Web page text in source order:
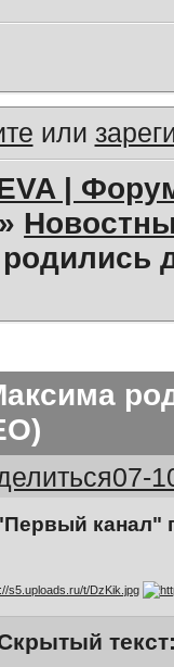
или
|
»
07-
канал"